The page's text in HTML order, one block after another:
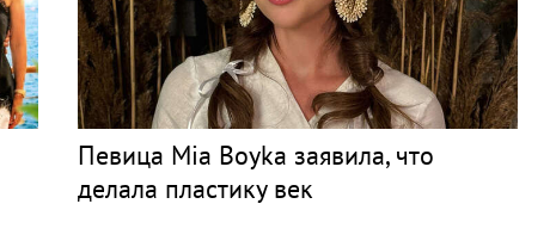
Певица Mia Boyka заявила, что
делала пластику век